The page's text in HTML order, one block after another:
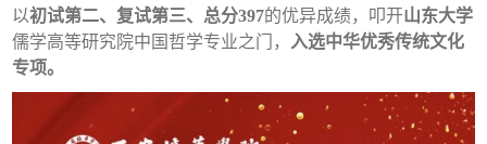
以初试第二、复试第三、总分397的优异成绩，叩开山东大学
儒学高等研究院中国哲学专业之门，
入选中华优秀传统文化
专项。